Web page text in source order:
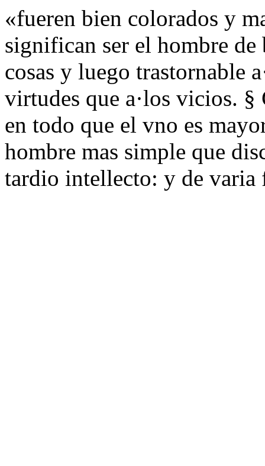
«fueren bien colorados y
significan ser el hombre
cosas y luego trastornable
virtudes que a·los vicios. §
en todo que el vno es
hombre mas simple que
tardio intellecto: y de